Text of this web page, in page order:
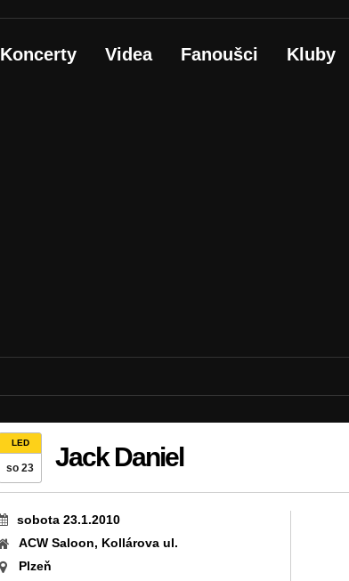
Koncerty Videa Fanoušci Kluby
LED
so 23 Jack Daniel
sobota 23.1.2010
ACW Saloon, Kollárova ul.
Plzeň